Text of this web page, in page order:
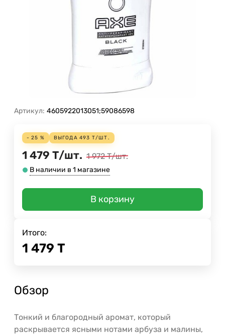
Артикул: 4605922013051;59086598
- 25 % ВЫГОДА 493 Т/ШТ.
1 479 Т/шт. 1 972 Т/шт.
В наличии в 1 магазине
В корзину
Итого:
1 479 Т
Обзор
Тонкий и благородный аромат, который
раскрывается ясными нотами арбуза и малины,